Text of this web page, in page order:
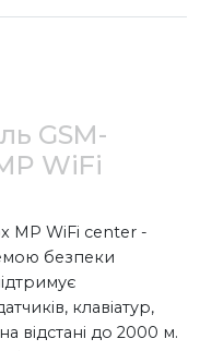
GSM-
WiFi
MP WiFi center -
безпеки
клавіатур,
відстані до 2000 м.